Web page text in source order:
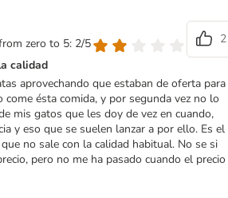
zero to 5: 2/5
2
calidad
aprovechando que estaban de oferta para
ésta comida, y por segunda vez no lo
mis gatos que les doy de vez en cuando,
y eso que se suelen lanzar a por ello. Es el
no sale con la calidad habitual. No se si
pero no me ha pasado cuando el precio